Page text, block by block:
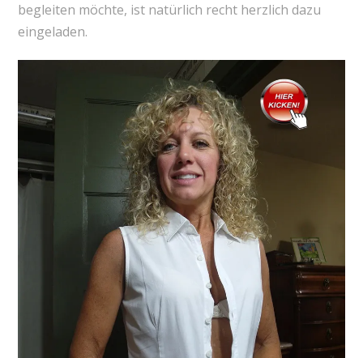
begleiten möchte, ist natürlich recht herzlich dazu
eingeladen.